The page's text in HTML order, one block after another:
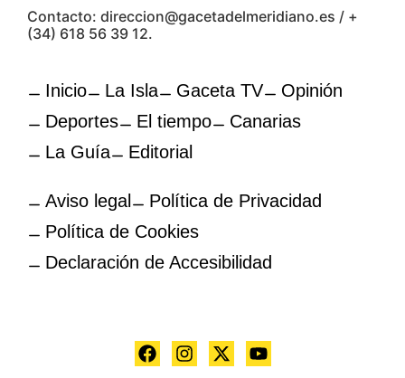
Contacto: direccion@gacetadelmeridiano.es / +
(34) 618 56 39 12.
Inicio La Isla Gaceta TV
Opinión
Deportes
El tiempo
Canarias
La Guía
Editorial
Aviso legal
Política de Privacidad
Política de Cookies
Declaración de Accesibilidad